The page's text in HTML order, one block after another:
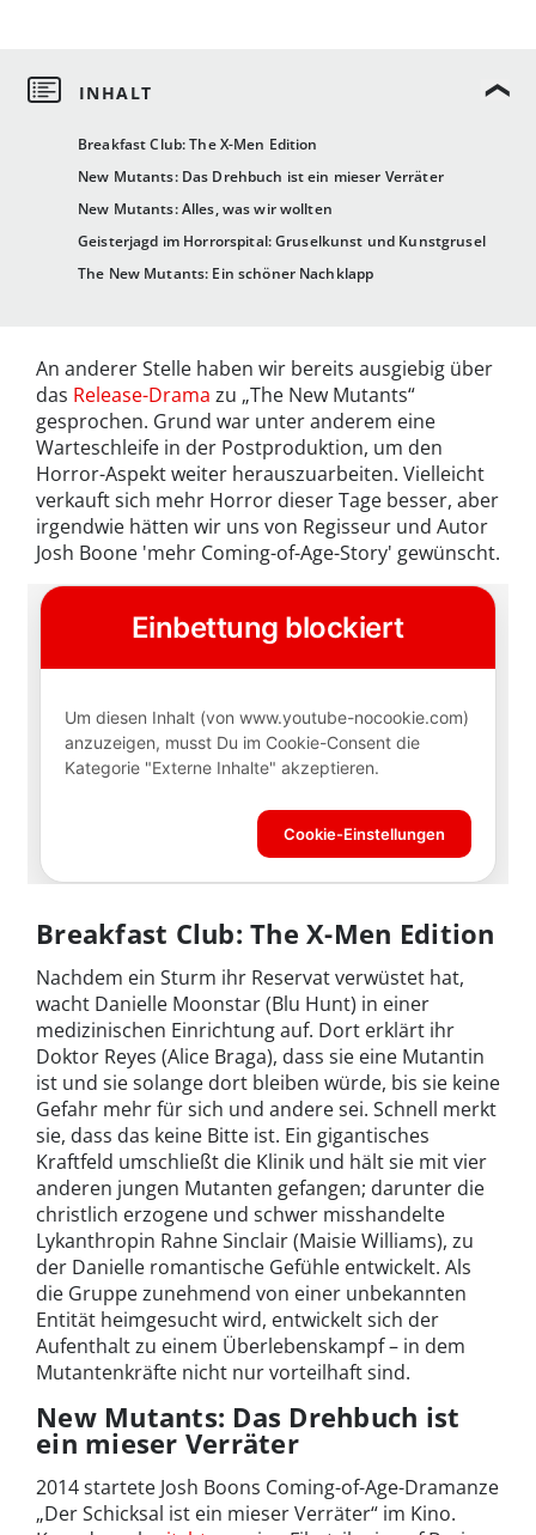
Breakfast Club: The X-Men Edition
New Mutants: Das Drehbuch ist ein mieser Verräter
New Mutants: Alles, was wir wollten
Geisterjagd im Horrorspital: Gruselkunst und Kunstgrusel
The New Mutants: Ein schöner Nachklapp
An anderer Stelle haben wir bereits ausgiebig über
das Release-Drama zu „The New Mutants“
gesprochen. Grund war unter anderem eine
Warteschleife in der Postproduktion, um den
Horror-Aspekt weiter herauszuarbeiten. Vielleicht
verkauft sich mehr Horror dieser Tage besser, aber
irgendwie hätten wir uns von Regisseur und Autor
Josh Boone 'mehr Coming-of-Age-Story' gewünscht.
Breakfast Club: The X-Men Edition
Nachdem ein Sturm ihr Reservat verwüstet hat,
wacht Danielle Moonstar (Blu Hunt) in einer
medizinischen Einrichtung auf. Dort erklärt ihr
Doktor Reyes (Alice Braga), dass sie eine Mutantin
ist und sie solange dort bleiben würde, bis sie keine
Gefahr mehr für sich und andere sei. Schnell merkt
sie, dass das keine Bitte ist. Ein gigantisches
Kraftfeld umschließt die Klinik und hält sie mit vier
anderen jungen Mutanten gefangen; darunter die
christlich erzogene und schwer misshandelte
Lykanthropin Rahne Sinclair (Maisie Williams), zu
der Danielle romantische Gefühle entwickelt. Als
die Gruppe zunehmend von einer unbekannten
Entität heimgesucht wird, entwickelt sich der
Aufenthalt zu einem Überlebenskampf – in dem
Mutantenkräfte nicht nur vorteilhaft sind.
New Mutants: Das Drehbuch ist
ein mieser Verräter
2014 startete Josh Boons Coming-of-Age-Dramanze
„Der Schicksal ist ein mieser Verräter“ im Kino.